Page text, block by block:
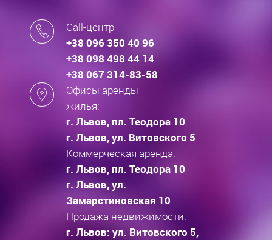
Call-центр
+38 096 350 40 96
+38 098 498 44 14
+38 067 314-83-58
Офисы аренды
жилья:
г. Львов, пл. Теодора 10
г. Львов, ул. Витовского 5
Коммерческая аренда:
г. Львов, пл. Теодора 10
г. Львов, ул.
Замарстиновская 10
Продажа недвижимости:
г. Львов: ул. Витовского 5,